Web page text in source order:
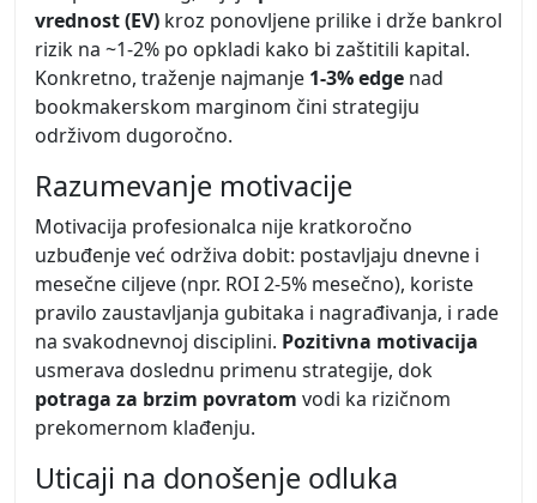
vrednost (EV) kroz ponovljene prilike i drže bankrol
rizik na ~1-2% po opkladi kako bi zaštitili kapital.
Konkretno, traženje najmanje 1-3% edge nad
bookmakerskom marginom čini strategiju
održivom dugoročno.
Razumevanje motivacije
Motivacija profesionalca nije kratkoročno
uzbuđenje već održiva dobit: postavljaju dnevne i
mesečne ciljeve (npr. ROI 2-5% mesečno), koriste
pravilo zaustavljanja gubitaka i nagrađivanja, i rade
na svakodnevnoj disciplini. Pozitivna motivacija
usmerava doslednu primenu strategije, dok
potraga za brzim povratom vodi ka rizičnom
prekomernom klađenju.
Uticaji na donošenje odluka